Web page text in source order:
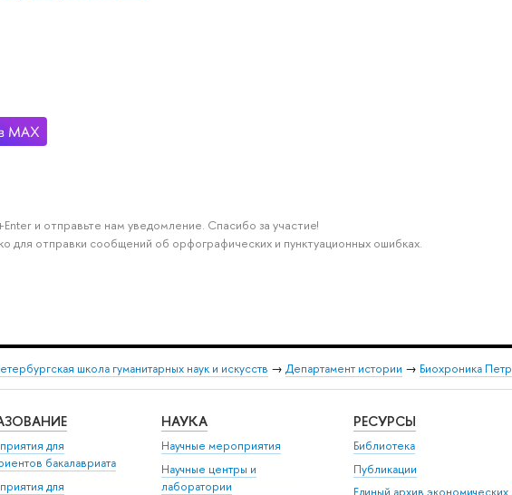
и отправьте нам уведомление. Спасибо за участие!
для отправки сообщений об орфографических и пунктуационных ошибках.
школа гуманитарных наук и искусств → Департамент истории → Биохроника
для
бакалавриата
для
НАУКА
Научные мероприятия
Научные центры и
лаборатории
РЕСУРСЫ
Библиотека
Публикации
Единый архив экономических